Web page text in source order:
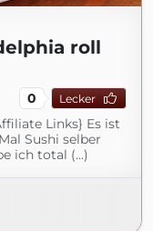
roll
0 Lecker
Links} Es ist
Sushi selber
ich total (...)